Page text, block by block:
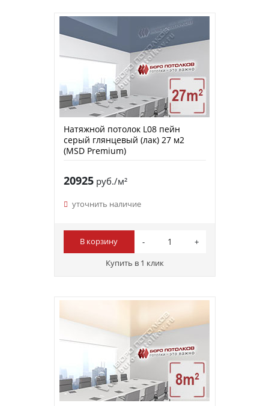
Натяжной потолок L08 пейн
серый глянцевый (лак) 27 м2
(MSD Premium)
20925руб./м²
уточнить наличие
В корзину
Купить в 1 клик